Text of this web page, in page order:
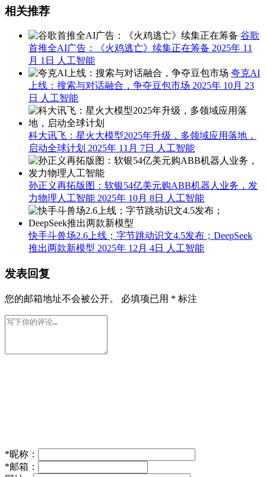
相关推荐
谷歌
首推全AI广告：《火鸡逃亡》续集正在筹备 2025年 11
月 1日
人工智能
夸克AI
上线：搜索与对话融合，争夺豆包市场 2025年 10月 23
日
人工智能
科大讯飞：星火大模型2025年升级，多领域应用落地，
启动全球计划 2025年 11月 7日 人工智能
孙正义再拓版图：软银54亿美元购ABB机器人业务，发
力物理人工智能 2025年 10月 8日 人工智能
快手斗兽场2.6上线；字节跳动识文4.5发布；DeepSeek
推出两款新模型 2025年 12月 4日 人工智能
发表回复
您的邮箱地址不会被公开。 必填项已用 * 标注
*昵称：
*邮箱：